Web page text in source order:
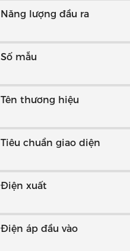
Năng lượng đầu ra
Số mẫu
Tên thương hiệu
Tiêu chuẩn giao diện
Điện xuất
Điện áp đầu vào